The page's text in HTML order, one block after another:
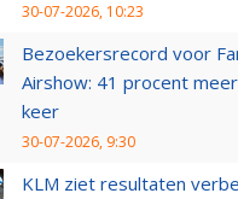
30-07-2026, 10:23
Bezoekersrecord voor
Airshow: 41 procent
keer
30-07-2026, 9:30
KLM ziet resultaten